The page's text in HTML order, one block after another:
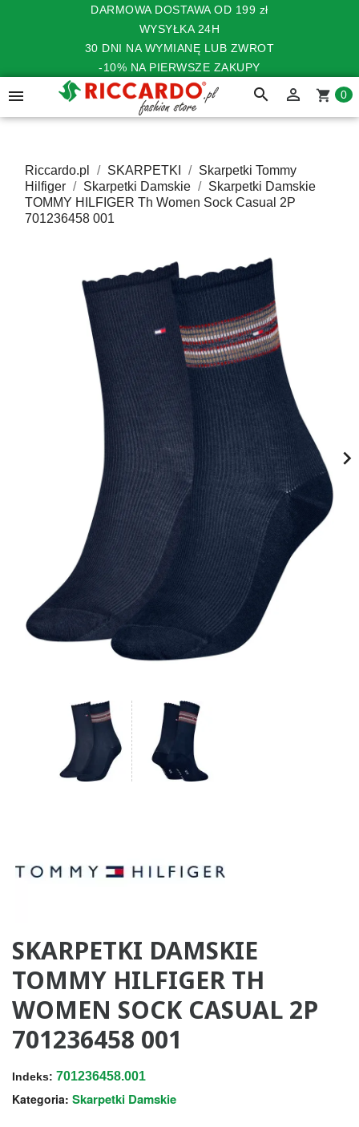
DARMOWA DOSTAWA OD 199 zł
WYSYŁKA 24H
30 DNI NA WYMIANĘ LUB ZWROT
-10% NA PIERWSZE ZAKUPY
 search  shopping_cart 0
Riccardo.pl SKARPETKI
Skarpetki Tommy
Hilfiger
Skarpetki Damskie
Skarpetki Damskie
TOMMY HILFIGER Th Women Sock Casual 2P
701236458 001

SKARPETKI DAMSKIE
TOMMY HILFIGER TH
WOMEN SOCK CASUAL 2P
701236458 001
Indeks: 701236458.001
Kategoria: Skarpetki Damskie